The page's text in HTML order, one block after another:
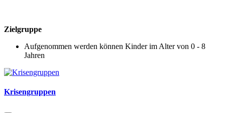
Zielgruppe
Aufgenommen werden können Kinder im Alter von 0 - 8
Jahren
Krisengruppen